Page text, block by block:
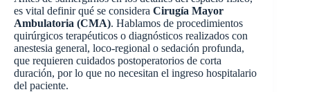
es vital definir qué se considera Cirugía Mayor
Ambulatoria (CMA). Hablamos de procedimientos
quirúrgicos terapéuticos o diagnósticos realizados con
anestesia general, loco-regional o sedación profunda,
que requieren cuidados postoperatorios de corta
duración, por lo que no necesitan el ingreso hospitalario
del paciente.